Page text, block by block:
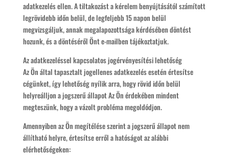
adatkezelés ellen. A tiltakozást a kérelem benyújtásától számított
legrövidebb időn belül, de legfeljebb 15 napon belül
megvizsgáljuk, annak megalapozottsága kérdésében döntést
hozunk, és a döntéséről Önt e-mailben tájékoztatjuk.
Az adatkezeléssel kapcsolatos jogérvényesítési lehetőség
Az Ön által tapasztalt jogellenes adatkezelés esetén értesítse
cégünket, így lehetőség nyílik arra, hogy rövid időn belül
helyreálljon a jogszerű állapot Az Ön érdekében mindent
megteszünk, hogy a vázolt probléma megoldódjon.
Amennyiben az Ön megítélése szerint a jogszerű állapot nem
állítható helyre, értesítse erről a hatóságot az alábbi
elérhetőségeken: